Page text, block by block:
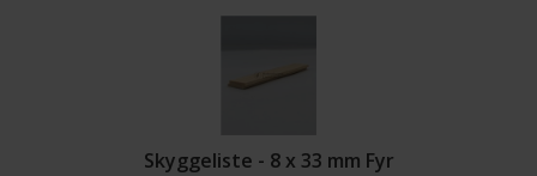
Skyggeliste - 8 x 33 mm Fyr